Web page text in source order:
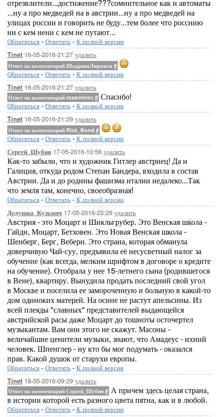
отрезвлители...достижение???сомнительное как и автоматы
...ну а про медведей на в австрии...ну а про медведей на
улицах россии и говорить не буду...тем более что россиию
ни с кем нени с кем не путают...
Обратиться - Ответить - К полной версии
Tinet 16-05-2016-21:27 удалить
Ответ на комментарий ШадринаЛюдмила #
Обратиться - Ответить - К полной версии
Tinet 16-05-2016-21:27 удалить
Ответ на комментарий rosavetrov # Спасибо!
Обратиться - Ответить - К полной версии
Tinet 16-05-2016-21:29 удалить
Ответ на комментарий Rick_Bond #
Обратиться - Ответить - К полной версии
Сергей_Шубин 17-05-2016-10:56 удалить
Как-то забыли, что и художник Гитлер австриец! Да и
Галиция, откуда родом Степан Бандера, входила в состав
Австрии. Да и до родины фашизма италии недалеко...Так
что земля там, конечно, своеобразная!
Обратиться - Ответить - К полной версии
Дедушка_Кузьмич 17-05-2016-23:29 удалить
Австрия - это Моцарт и Шикльгрубер. Это Венская школа -
Гайдн, Моцарт, Бетховен. Это Новая Венская школа -
Шенберг, Берг, Веберн. Это страна, которая обманула
доверчивую Чай-суу, предъявила её несусветный налог за
обучение (как всегда, мелким шрифтом в договоре о кредите
на обучение). Отобрала у нее 15-летнего сына (родившегося
в Вене), квартиру. Вынудила продать последний свой угол
в Москве и поселила ее замороченную и больную в какой-то
дом одиноких матерей. На осине не растут апельсины. Из
всей плеяды "славных" представителей выдающейся
австрийской расы даже Моцарт до тошноты осточертел
музыкантам. Вам они этого не скажут. Масоны -
величайшие ценители музыки, знают, что Амадеус - ихний
человек. Шпенглер - ну кто бы мог подумать - оказался
прав. Какой душок от старухи европы.
Обратиться - Ответить - К полной версии
Tinet 18-05-2016-09:29 удалить
Ответ на комментарий Сергей_Шубин # А причем здесь целая страна,
в истории которой есть разного цвета пятна, как и в любой.
Обратиться - Ответить - К полной версии